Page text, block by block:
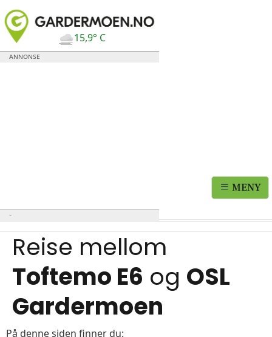
15,9° C
MENY
Reise mellom
Toftemo E6 og OSL
Gardermoen
På denne siden finner du: